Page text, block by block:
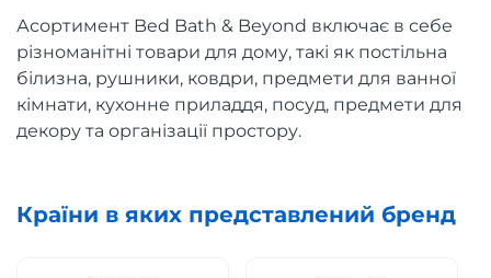
Асортимент Bed Bath & Beyond включає в себе
різноманітні товари для дому, такі як постільна
білизна, рушники, ковдри, предмети для ванної
кімнати, кухонне приладдя, посуд, предмети для
декору та організації простору.
Країни в яких представлений бренд